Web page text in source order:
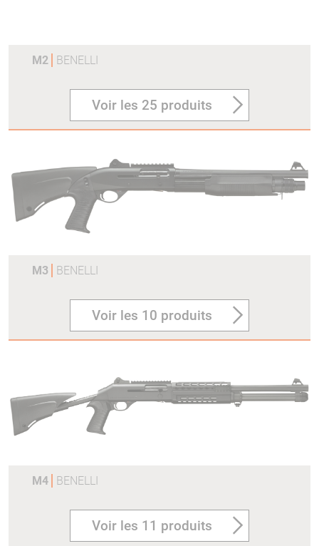
M2 BENELLI
Voir les 25 produits
M3 BENELLI
Voir les 10 produits
M4 BENELLI
Voir les 11 produits